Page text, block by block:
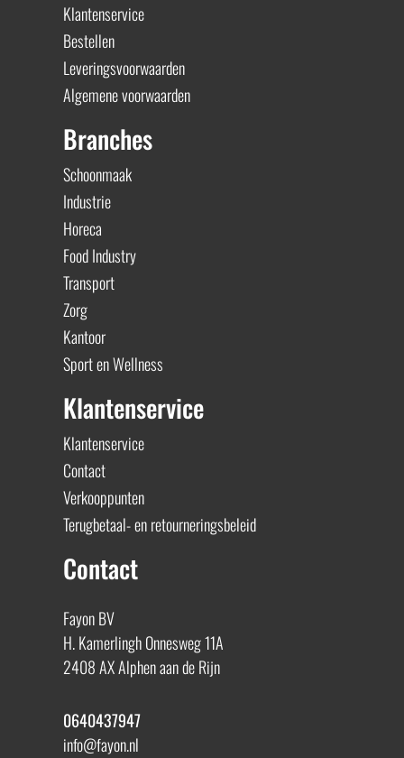
Klantenservice
Bestellen
Leveringsvoorwaarden
Algemene voorwaarden
Branches
Schoonmaak
Industrie
Horeca
Food Industry
Transport
Zorg
Kantoor
Sport en Wellness
Klantenservice
Klantenservice
Contact
Verkooppunten
Terugbetaal- en retourneringsbeleid
Contact
Fayon BV
H. Kamerlingh Onnesweg 11A
2408 AX Alphen aan de Rijn
0640437947
info@fayon.nl